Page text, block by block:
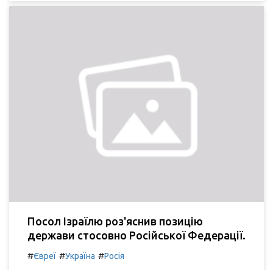
Посол Ізраїлю роз'яснив позицію
держави стосовно Російської Федерації.
#Євреї #Україна #Росія